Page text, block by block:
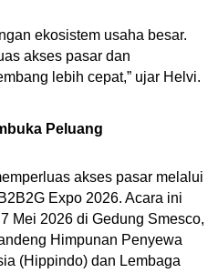
ekosistem usaha besar.
akses pasar dan
lebih cepat,” ujar Helvi.
Peluang
akses pasar melalui
Expo 2026. Acara ini
Mei 2026 di Gedung Smesco,
Himpunan Penyewa
(Hippindo) dan Lembaga